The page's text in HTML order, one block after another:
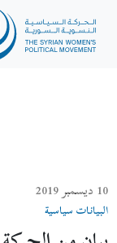
10 ديسمبر 2019
البيانات سياسية